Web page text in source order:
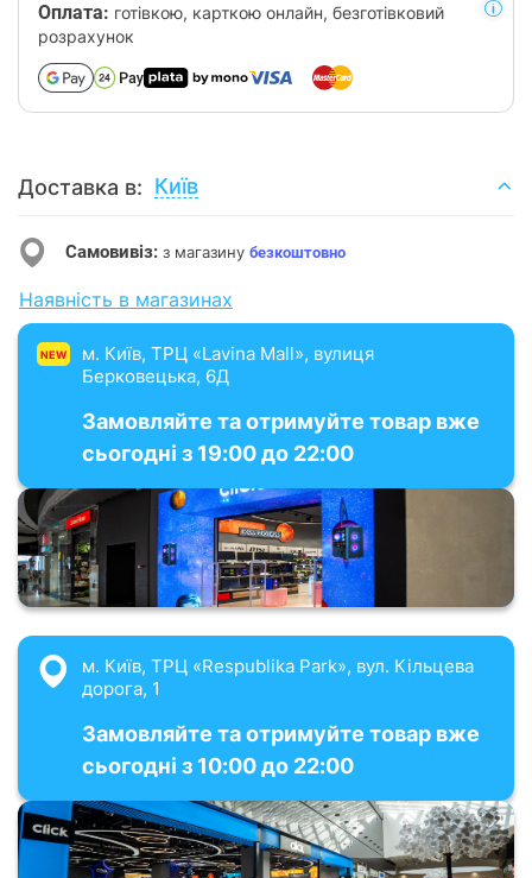
Оплата: готівкою, карткою онлайн, безготівковий
розрахунок
Доставка в: Київ
Самовивіз: з магазину безкоштовно
Наявність в магазинах
NEW
м. Київ, ТРЦ «Lavina Mall», вулиця
Берковецька, 6Д
Замовляйте та отримуйте товар вже
сьогодні з 19:00 до 22:00
м. Київ, ТРЦ «Respublika Park», вул. Кільцева
дорога, 1
Замовляйте та отримуйте товар вже
сьогодні з 10:00 до 22:00